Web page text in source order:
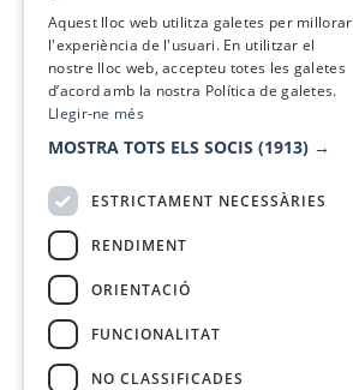
Aquest lloc web utilitza galetes per millorar
l'experiència de l'usuari. En utilitzar el
nostre lloc web, accepteu totes les galetes
d’acord amb la nostra Política de galetes.
Llegir-ne més
MOSTRA TOTS ELS SOCIS (1913) →
ESTRICTAMENT NECESSÀRIES
RENDIMENT
ORIENTACIÓ
FUNCIONALITAT
NO CLASSIFICADES